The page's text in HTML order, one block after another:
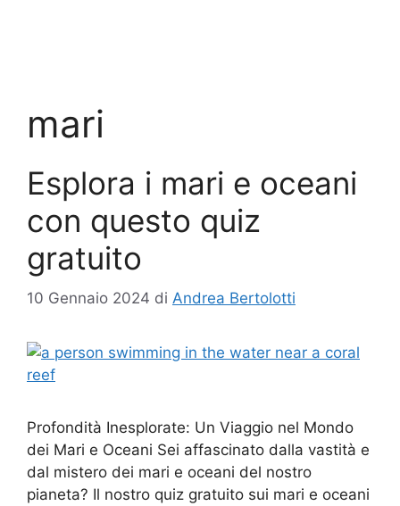
mari
Esplora i mari e oceani
con questo quiz
gratuito
10 Gennaio 2024 di Andrea Bertolotti
Profondità Inesplorate: Un Viaggio nel Mondo
dei Mari e Oceani Sei affascinato dalla vastità e
dal mistero dei mari e oceani del nostro
pianeta? Il nostro quiz gratuito sui mari e oceani